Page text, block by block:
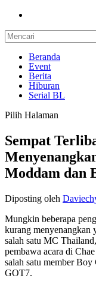
Beranda
Event
Berita
Hiburan
Serial BL
Pilih Halaman
Sempat
Moddam dan
Diposting oleh
Mungkin beberapa
kurang menyenangkan
salah satu MC
pembawa acara di
salah satu member
GOT7.